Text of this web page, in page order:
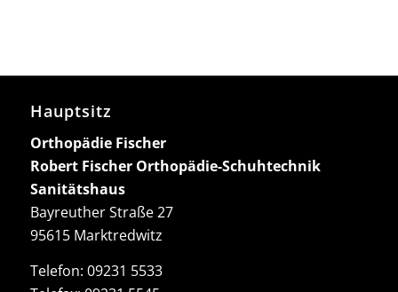
Hauptsitz
Orthopädie Fischer
Robert Fischer Orthopädie-Schuhtechnik
Sanitätshaus
Bayreuther Straße 27
95615 Marktredwitz
Telefon: 09231 5533